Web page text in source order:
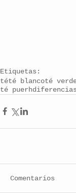
Etiquetas:
tété blancoté
té puerh
Comentarios